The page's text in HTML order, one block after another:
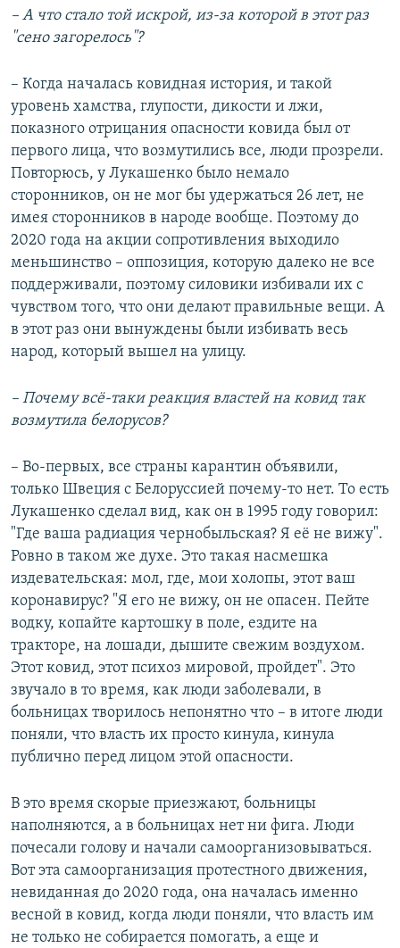
– А что стало той искрой, из-за которой в этот раз
"сено загорелось"?
– Когда началась ковидная история, и такой
уровень хамства, глупости, дикости и лжи,
показного отрицания опасности ковида был от
первого лица, что возмутились все, люди прозрели.
Повторюсь, у Лукашенко было немало
сторонников, он не мог бы удержаться 26 лет, не
имея сторонников в народе вообще. Поэтому до
2020 года на акции сопротивления выходило
меньшинство – оппозиция, которую далеко не все
поддерживали, поэтому силовики избивали их с
чувством того, что они делают правильные вещи. А
в этот раз они вынуждены были избивать весь
народ, который вышел на улицу.
– Почему всё-таки реакция властей на ковид так
возмутила белорусов?
– Во-первых, все страны карантин объявили,
только Швеция с Белоруссией почему-то нет. То есть
Лукашенко сделал вид, как он в 1995 году говорил:
"Где ваша радиация чернобыльская? Я её не вижу".
Ровно в таком же духе. Это такая насмешка
издевательская: мол, где, мои холопы, этот ваш
коронавирус? "Я его не вижу, он не опасен. Пейте
водку, копайте картошку в поле, ездите на
тракторе, на лошади, дышите свежим воздухом.
Этот ковид, этот психоз мировой, пройдет". Это
звучало в то время, как люди заболевали, в
больницах творилось непонятно что – в итоге люди
поняли, что власть их просто кинула, кинула
публично перед лицом этой опасности.
В это время скорые приезжают, больницы
наполняются, а в больницах нет ни фига. Люди
почесали голову и начали самоорганизовываться.
Вот эта самоорганизация протестного движения,
невиданная до 2020 года, она началась именно
весной в ковид, когда люди поняли, что власть им
не только не собирается помогать, а еще и